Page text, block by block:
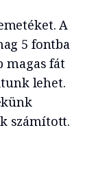
A
5 fontba
magas fát
lehet.
számított.